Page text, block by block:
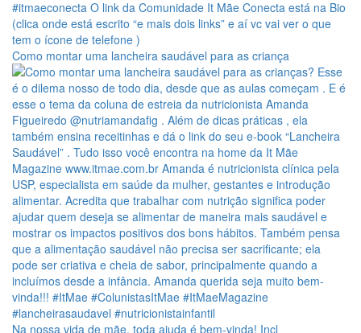
Como montar uma lancheira saudável para as criança
Na nossa vida de mãe, toda ajuda é bem-vinda! Incl